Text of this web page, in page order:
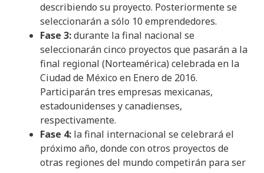
describiendo su proyecto. Posteriormente se
seleccionarán a sólo 10 emprendedores.
Fase 3:durante la final nacional se
seleccionarán cinco proyectos que pasarán a la
final regional (Norteamérica) celebrada en la
Ciudad de México en Enero de 2016.
Participarán tres empresas mexicanas,
estadounidenses y canadienses,
respectivamente.
Fase 4: la final internacional se celebrará el
próximo año, donde con otros proyectos de
otras regiones del mundo competirán para ser